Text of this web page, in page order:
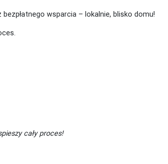
wsparcia – lokalnie, blisko domu!
cały proces!